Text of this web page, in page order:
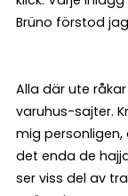
Brüno förstod
Alla där ute
varuhus-sajter.
mig personligen,
det enda de
ser viss del av